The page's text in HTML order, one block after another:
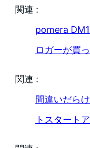
関連 :
pomera
ロガーが買
関連 :
間違いだら
トスタート